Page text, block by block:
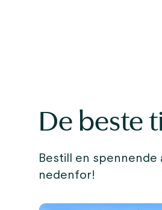
De beste
Bestill en spennende
nedenfor!